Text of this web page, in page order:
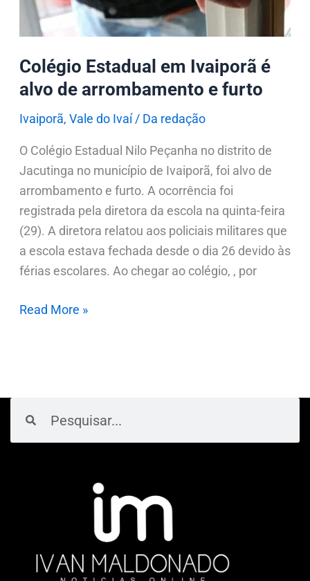
Colégio Estadual em Ivaiporã é
alvo de arrombamento e furto
Ivaiporã, Vale do Ivaí/ Da redação
O Colégio Estadual Nilo Peçanha no distrito de
Jacutinga no município de Ivaiporã, foi alvo de
arrombamento e furto. A ocorrência foi
registrada pela diretora da escola na quinta-feira
(29). A diretora relatou aos policiais militares que
a escola estava fechada desde o dia 26 devido às
férias escolares. Ao chegar ao colégio, , por
arrombamento
e
furto
Read More »